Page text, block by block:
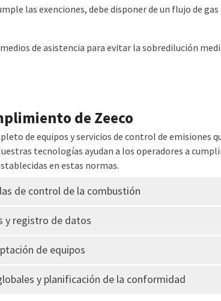
las exenciones, debe disponer de un flujo de
de asistencia para evitar la sobredilución
de Zeeco
de equipos y servicios de control de emisiones
tecnologías ayudan a los operadores a
en estas normas.
de control de la combustión
y registro de datos
de equipos
y planificación de la conformidad